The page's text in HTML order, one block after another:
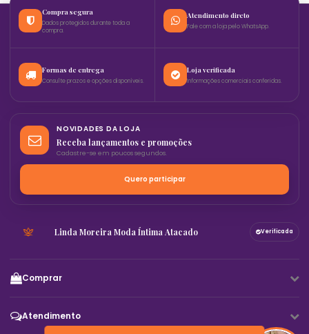
Compra segura
Dados protegidos durante toda a
compra.
Atendimento direto
Fale com a loja pelo WhatsApp.
Formas de entrega
Consulte prazos e opções disponíveis.
Loja verificada
Informações comerciais conferidas.
NOVIDADES DA LOJA
Receba lançamentos e promoções
Cadastre-se em poucos segundos.
Quero participar
Linda Moreira Moda Íntima Atacado Verificada
Comprar
Atendimento